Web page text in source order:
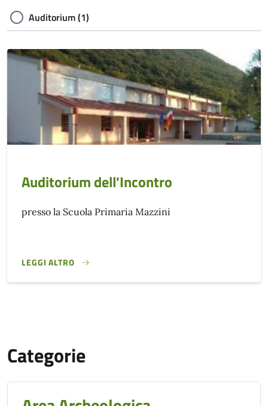
Auditorium (1)
Auditorium dell'Incontro
presso la Scuola Primaria Mazzini
LEGGI ALTRO
}
Categorie